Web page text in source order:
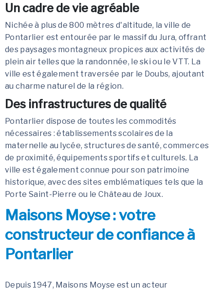
Un cadre de vie agréable
Nichée à plus de 800 mètres d'altitude, la ville de
Pontarlier est entourée par le massif du Jura, offrant
des paysages montagneux propices aux activités de
plein air telles que la randonnée, le ski ou le VTT. La
ville est également traversée par le Doubs, ajoutant
au charme naturel de la région.
Des infrastructures de qualité
Pontarlier dispose de toutes les commodités
nécessaires : établissements scolaires de la
maternelle au lycée, structures de santé, commerces
de proximité, équipements sportifs et culturels. La
ville est également connue pour son patrimoine
historique, avec des sites emblématiques tels que la
Porte Saint-Pierre ou le Château de Joux.
Maisons Moyse : votre
constructeur de confiance à
Pontarlier
Depuis 1947, Maisons Moyse est un acteur